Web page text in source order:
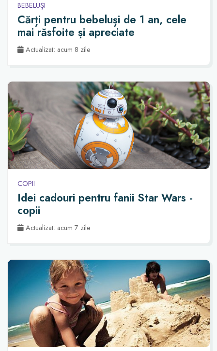
BEBELUȘI
Cărți pentru bebeluși de 1 an, cele
mai răsfoite și apreciate
Actualizat: acum 8 zile
COPII
Idei cadouri pentru fanii Star Wars -
copii
Actualizat: acum 7 zile